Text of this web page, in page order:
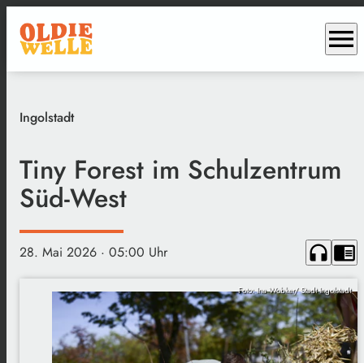
menu
Ingolstadt
Tiny Forest im Schulzentrum
Süd-West
28. Mai 2026 · 05:00 Uhr headphones chrome_reader_mode
Foto: Ina Wobker/ Stadt Ingolstadt